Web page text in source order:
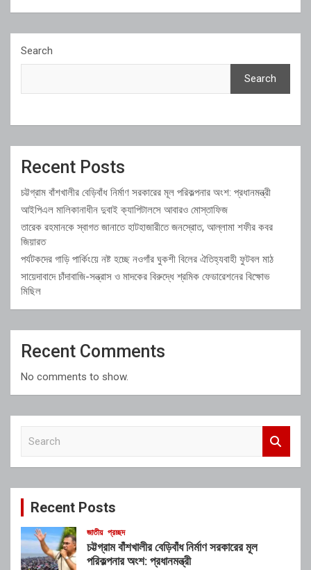
Search
Search
Recent Posts
চট্টগ্রাম বাঁশখালীর বেড়িবাঁধ নির্মাণ সরকারের মূল পরিকল্পনার অংশ: প্রধানমন্ত্রী
আইপিএল মালিকানাধীন দুবাই ক্যাপিটালসে আবারও মোস্তাফিজ
তারেক রহমানকে স্বাগত জানাতে হাটহাজারীতে জনস্রোত, আল্লামা শফীর কবর
জিয়ারত
পর্যটকদের গাড়ি পার্কিংয়ে নষ্ট হচ্ছে নওগাঁর ঘুকশী বিলের ঐতিহ্যবাহী ফুটবল মাঠ
সায়েদাবাদে চাঁদাবাজি-সন্ত্রাস ও মাদকের বিরুদ্ধে শ্রমিক ফেডারেশনের বিক্ষোভ
মিছিল
Recent Comments
No comments to show.
c
Recent Posts
জাতীয় প্রচ্ছদ
চট্টগ্রাম বাঁশখালীর বেড়িবাঁধ নির্মাণ সরকারের মূল
পরিকল্পনার অংশ: প্রধানমন্ত্রী